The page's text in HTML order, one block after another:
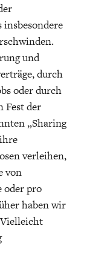
insbesondere
und
durch
oder durch
Fest der
„Sharing
verleihen,
von
oder pro
haben wir
eines
mit (oft nicht
lassen müssen,
Augenhöhe)
möchte. Dabei
Unternehmens
etc.)